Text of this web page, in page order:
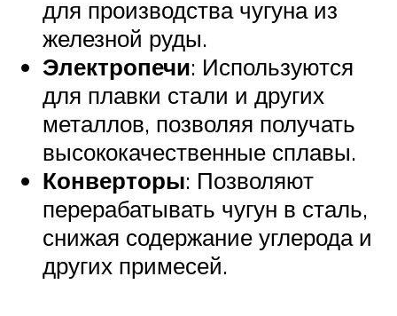
для производства чугуна из
железной руды.
Электропечи: Используются
для плавки стали и других
металлов, позволяя получать
высококачественные сплавы.
Конверторы: Позволяют
перерабатывать чугун в сталь,
снижая содержание углерода и
других примесей.